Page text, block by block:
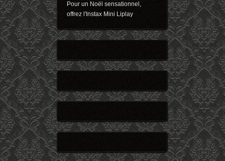
Pour un Noël sensationnel,
offrez l'Instax Mini Liplay